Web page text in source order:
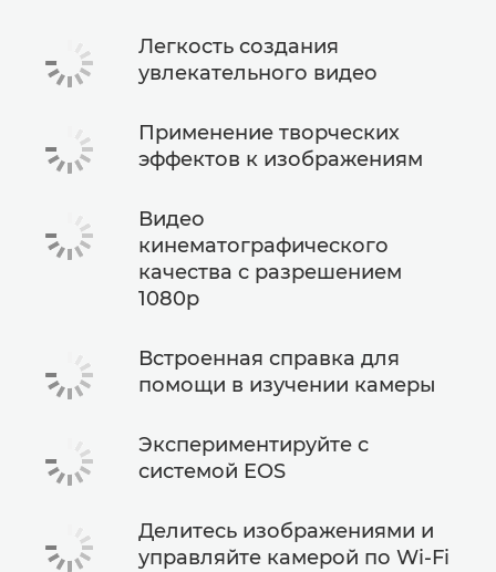
Легкость создания
увлекательного видео
Применение творческих
эффектов к изображениям
Видео
кинематографического
качества с разрешением
1080p
Встроенная справка для
помощи в изучении камеры
Экспериментируйте с
системой EOS
Делитесь изображениями и
управляйте камерой по Wi-Fi